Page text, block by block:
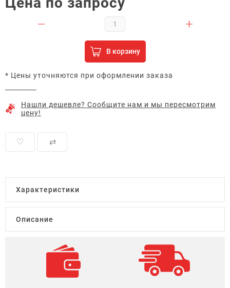
В корзину
* Цены уточняются при оформлении заказа
Нашли дешевле? Сообщите нам и мы пересмотрим
цену!
♡ ⇄
Характеристики
Описание